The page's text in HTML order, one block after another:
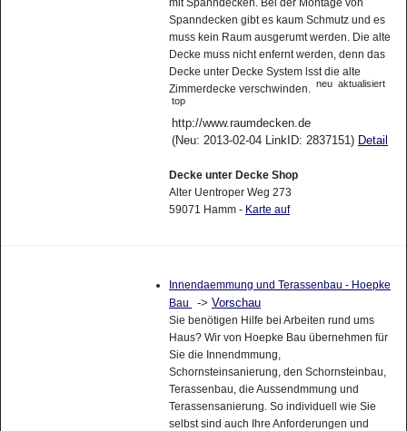
mit Spanndecken. Bei der Montage von
Spanndecken gibt es kaum Schmutz und es
muss kein Raum ausgerumt werden. Die alte
Decke muss nicht enfernt werden, denn das
Decke unter Decke System lsst die alte
Zimmerdecke verschwinden. neu aktualisiert
top
http://www.raumdecken.de
(Neu: 2013-02-04 LinkID: 2837151) Detail
Decke unter Decke Shop
Alter Uentroper Weg 273
59071 Hamm - Karte auf
Innendaemmung und Terassenbau - Hoepke
Bau
-> Vorschau
Sie benötigen Hilfe bei Arbeiten rund ums
Haus? Wir von Hoepke Bau übernehmen für
Sie die Innendmmung,
Schornsteinsanierung, den Schornsteinbau,
Terassenbau, die Aussendmmung und
Terassensanierung. So individuell wie Sie
selbst sind auch Ihre Anforderungen und